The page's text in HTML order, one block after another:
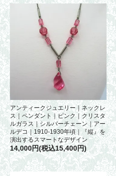
アンティークジュエリー｜ネックレ
ス｜ペンダント｜ピンク｜クリスタ
ルガラス｜シルバーチェーン｜アー
ルデコ｜1910-1930年頃｜『縦』を
演出するスマートなデザイン
14,000円(税込15,400円)